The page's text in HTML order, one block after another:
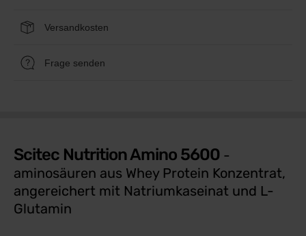
Versandkosten
Frage senden
Scitec Nutrition Amino 5600 -
aminosäuren aus Whey Protein Konzentrat,
angereichert mit Natriumkaseinat und L-
Glutamin